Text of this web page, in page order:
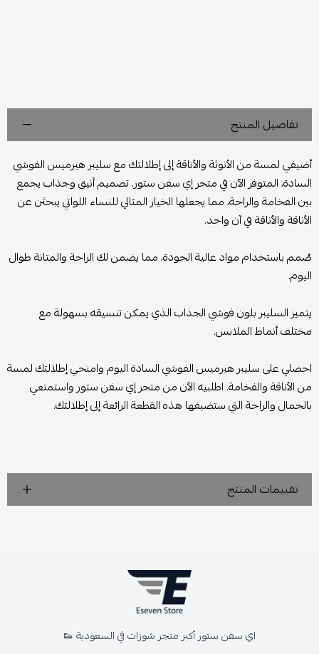
تفاصيل المنتج
أضيفي لمسة من الأنوثة والأناقة إلى إطلالتك مع سليبر هيرميس الفوشي
السادة، المتوفر الآن في متجر إي سفن ستور. تصميم أنيق وجذاب يجمع
بين الفخامة والراحة، مما يجعلها الخيار المثالي للنساء اللواتي يبحثن عن
الأناقة والأناقة في آن واحد.
صُمم باستخدام مواد عالية الجودة، مما يضمن لك الراحة والمتانة طوال
اليوم.
يتميز السليبر بلون فوشي الجذاب الذي يمكن تنسيقه بسهولة مع
مختلف أنماط الملابس.
احصلي على سليبر هيرميس الفوشي السادة اليوم وامنحي إطلالتك لمسة
من الأناقة والفخامة. اطلبيه الآن من متجر إي سفن ستور واستمتعي
بالجمال والراحة التي ستضيفها هذه القطعة الرائعة إلى إطلالتك.
تقييمات المنتج
اي سفن ستور أكبر متجر شوزات في السعودية 👟